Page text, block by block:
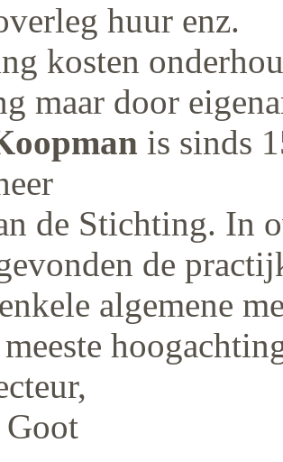
huur enz.
kosten
maar door
is sinds
de Stichting. In
de
algemene